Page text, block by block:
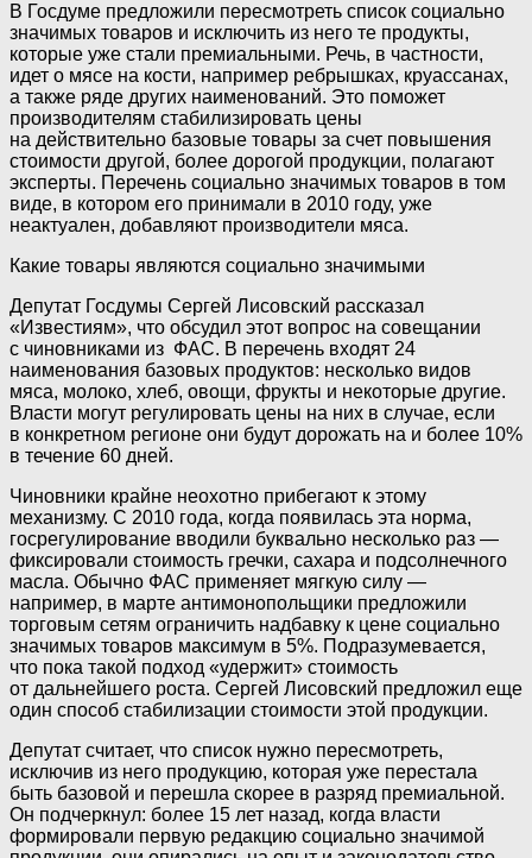
В Госдуме предложили пересмотреть список социально
значимых товаров и исключить из него те продукты,
которые уже стали премиальными. Речь, в частности,
идет о мясе на кости, например ребрышках, круассанах,
а также ряде других наименований. Это поможет
производителям стабилизировать цены
на действительно базовые товары за счет повышения
стоимости другой, более дорогой продукции, полагают
эксперты. Перечень социально значимых товаров в том
виде, в котором его принимали в 2010 году, уже
неактуален, добавляют производители мяса.
Какие товары являются социально значимыми
Депутат Госдумы Сергей Лисовский рассказал
«Известиям», что обсудил этот вопрос на совещании
с чиновниками из ФАС. В перечень входят 24
наименования базовых продуктов: несколько видов
мяса, молоко, хлеб, овощи, фрукты и некоторые другие.
Власти могут регулировать цены на них в случае, если
в конкретном регионе они будут дорожать на и более 10%
в течение 60 дней.
Чиновники крайне неохотно прибегают к этому
механизму. С 2010 года, когда появилась эта норма,
госрегулирование вводили буквально несколько раз —
фиксировали стоимость гречки, сахара и подсолнечного
масла. Обычно ФАС применяет мягкую силу —
например, в марте антимонопольщики предложили
торговым сетям ограничить надбавку к цене социально
значимых товаров максимум в 5%. Подразумевается,
что пока такой подход «удержит» стоимость
от дальнейшего роста. Сергей Лисовский предложил еще
один способ стабилизации стоимости этой продукции.
Депутат считает, что список нужно пересмотреть,
исключив из него продукцию, которая уже перестала
быть базовой и перешла скорее в разряд премиальной.
Он подчеркнул: более 15 лет назад, когда власти
формировали первую редакцию социально значимой